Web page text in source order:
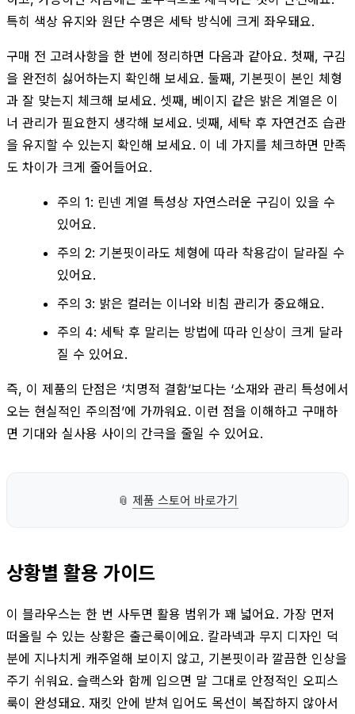
특히 색상 유지와 원단 수명은 세탁 방식에 크게 좌우돼요.
구매 전 고려사항을 한 번에 정리하면 다음과 같아요. 첫째, 구김
을 완전히 싫어하는지 확인해 보세요. 둘째, 기본핏이 본인 체형
과 잘 맞는지 체크해 보세요. 셋째, 베이지 같은 밝은 계열은 이
너 관리가 필요한지 생각해 보세요. 넷째, 세탁 후 자연건조 습관
을 유지할 수 있는지 확인해 보세요. 이 네 가지를 체크하면 만족
도 차이가 크게 줄어들어요.
주의 1: 린넨 계열 특성상 자연스러운 구김이 있을 수
있어요.
주의 2: 기본핏이라도 체형에 따라 착용감이 달라질 수
있어요.
주의 3: 밝은 컬러는 이너와 비침 관리가 중요해요.
주의 4: 세탁 후 말리는 방법에 따라 인상이 크게 달라
질 수 있어요.
즉, 이 제품의 단점은 ‘치명적 결함’보다는 ‘소재와 관리 특성에서
오는 현실적인 주의점’에 가까워요. 이런 점을 이해하고 구매하
면 기대와 실사용 사이의 간극을 줄일 수 있어요.
📎 제품 스토어 바로가기
상황별 활용 가이드
이 블라우스는 한 번 사두면 활용 범위가 꽤 넓어요. 가장 먼저
떠올릴 수 있는 상황은 출근룩이에요. 칼라넥과 무지 디자인 덕
분에 지나치게 캐주얼해 보이지 않고, 기본핏이라 깔끔한 인상을
주기 쉬워요. 슬랙스와 함께 입으면 말 그대로 안정적인 오피스
룩이 완성돼요. 재킷 안에 받쳐 입어도 목선이 복잡하지 않아서